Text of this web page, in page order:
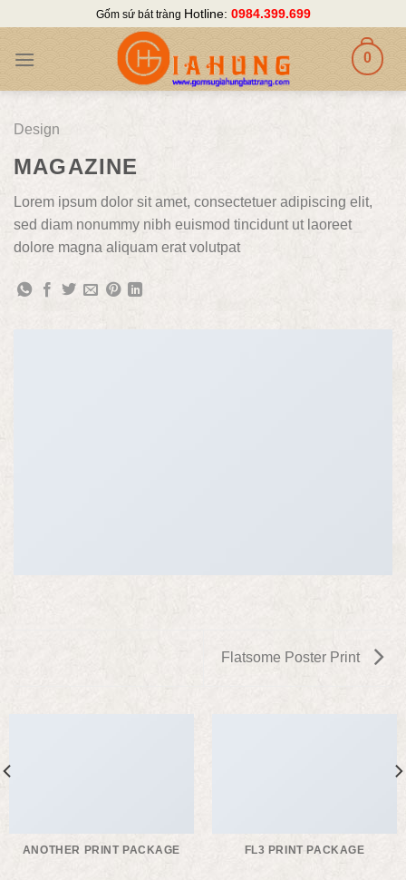
content
Gốm sứ bát tràng Hotline: 0984.399.699
0
Design
MAGAZINE
Lorem ipsum dolor sit amet, consectetuer adipiscing elit,
sed diam nonummy nibh euismod tincidunt ut laoreet
dolore magna aliquam erat volutpat
Flatsome Poster Print
ANOTHER PRINT PACKAGE FL3 PRINT PACKAGE